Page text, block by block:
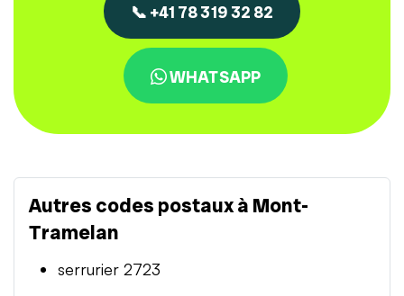
📞 +41 78 319 32 82
WHATSAPP
Autres codes postaux à Mont-
Tramelan
serrurier 2723